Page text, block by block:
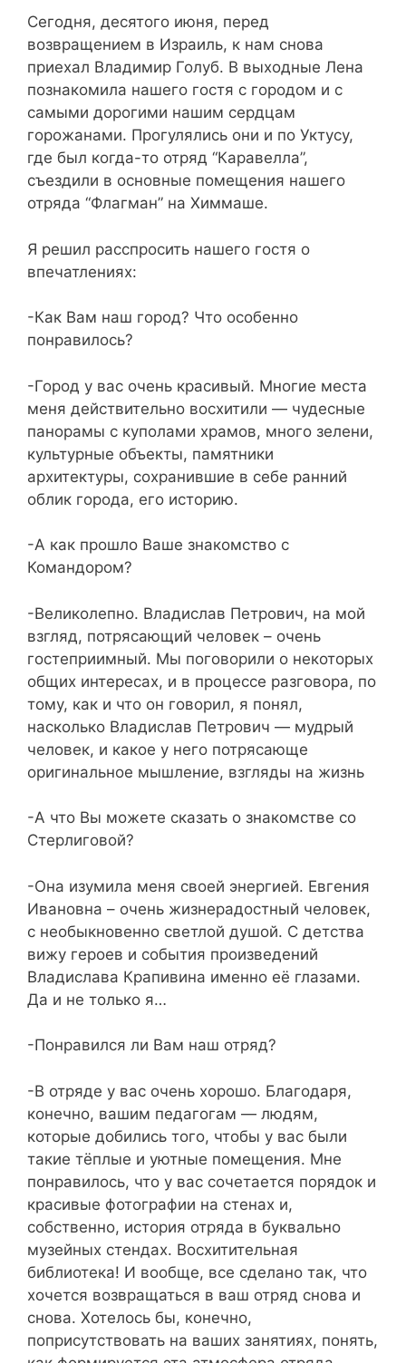
Сегодня, десятого июня, перед
возвращением в Израиль, к нам снова
приехал Владимир Голуб. В выходные Лена
познакомила нашего гостя с городом и с
самыми дорогими нашим сердцам
горожанами. Прогулялись они и по Уктусу,
где был когда-то отряд “Каравелла”,
съездили в основные помещения нашего
отряда “Флагман” на Химмаше.
Я решил расспросить нашего гостя о
впечатлениях:
-Как Вам наш город? Что особенно
понравилось?
-Город у вас очень красивый. Многие места
меня действительно восхитили — чудесные
панорамы с куполами храмов, много зелени,
культурные объекты, памятники
архитектуры, сохранившие в себе ранний
облик города, его историю.
-А как прошло Ваше знакомство с
Командором?
-Великолепно. Владислав Петрович, на мой
взгляд, потрясающий человек – очень
гостеприимный. Мы поговорили о некоторых
общих интересах, и в процессе разговора, по
тому, как и что он говорил, я понял,
насколько Владислав Петрович — мудрый
человек, и какое у него потрясающе
оригинальное мышление, взгляды на жизнь
-А что Вы можете сказать о знакомстве со
Стерлиговой?
-Она изумила меня своей энергией. Евгения
Ивановна – очень жизнерадостный человек,
с необыкновенно светлой душой. С детства
вижу героев и события произведений
Владислава Крапивина именно её глазами.
Да и не только я…
-Понравился ли Вам наш отряд?
-В отряде у вас очень хорошо. Благодаря,
конечно, вашим педагогам — людям,
которые добились того, чтобы у вас были
такие тёплые и уютные помещения. Мне
понравилось, что у вас сочетается порядок и
красивые фотографии на стенах и,
собственно, история отряда в буквально
музейных стендах. Восхитительная
библиотека! И вообще, все сделано так, что
хочется возвращаться в ваш отряд снова и
снова. Хотелось бы, конечно,
поприсутствовать на ваших занятиях, понять,